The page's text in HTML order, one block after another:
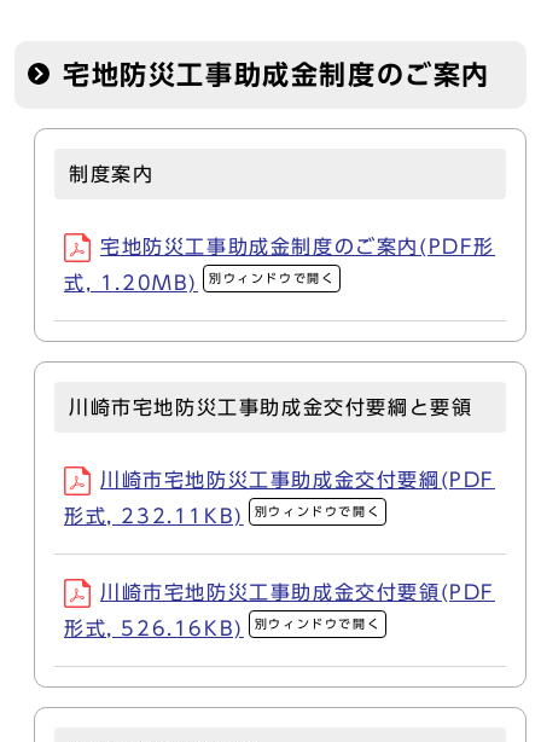
宅地防災工事助成金制度のご案内
制度案内
宅地防災工事助成金制度のご案内(PDF形
式, 1.20MB)
別ウィンドウで開く
川崎市宅地防災工事助成金交付要綱と要領
川崎市宅地防災工事助成金交付要綱(PDF
形式, 232.11KB)
別ウィンドウで開く
川崎市宅地防災工事助成金交付要領(PDF
形式, 526.16KB)
別ウィンドウで開く